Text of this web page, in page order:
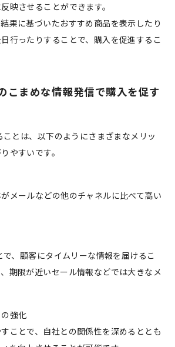
映させることができます。
果に基づいたおすすめ商品を表示したり
行ったりすることで、購入を促進するこ
こまめな情報発信で購入を促す
とは、以下のようにさまざまなメリッ
やすいです。
メールなどの他のチャネルに比べて高い
、顧客にタイムリーな情報を届けるこ
期限が近いセール情報などでは大きなメ
強化
ことで、自社との関係性を深めるととも